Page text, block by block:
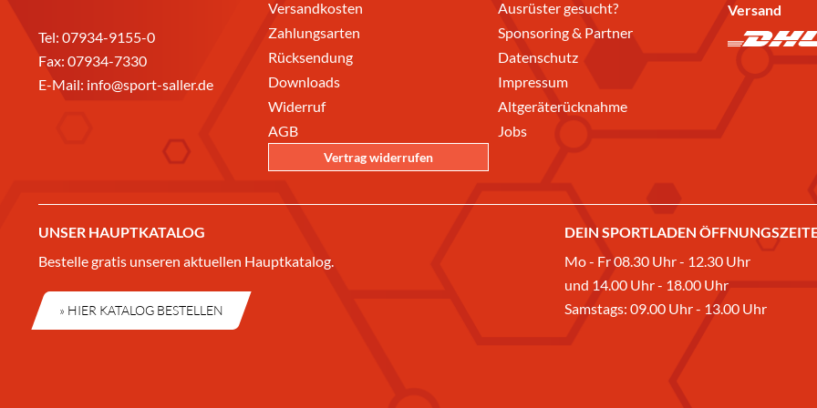
Tel: 07934-9155-0
Fax: 07934-7330
E-Mail: info@sport-saller.de
Versandkosten
Zahlungsarten
Rücksendung
Downloads
Widerruf
AGB
Vertrag widerrufen
Ausrüster gesucht?
Sponsoring & Partner
Datenschutz
Impressum
Altgeräterücknahme
Jobs
Versand
UNSER HAUPTKATALOG
Bestelle gratis unseren aktuellen Hauptkatalog.
» HIER KATALOG BESTELLEN
DEIN SPORTLADEN
Mo - Fr 08.30 Uhr - 12.30 Uhr
und 14.00 Uhr - 18.00 Uhr
Samstags: 09.00 Uhr - 13.00 Uhr